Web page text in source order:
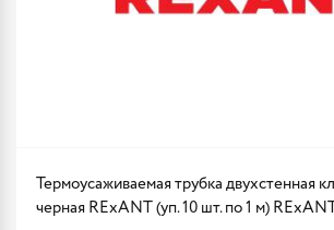
Термоусаживаемая трубка двухстенная
черная RExANT (уп. 10 шт. по 1 м)